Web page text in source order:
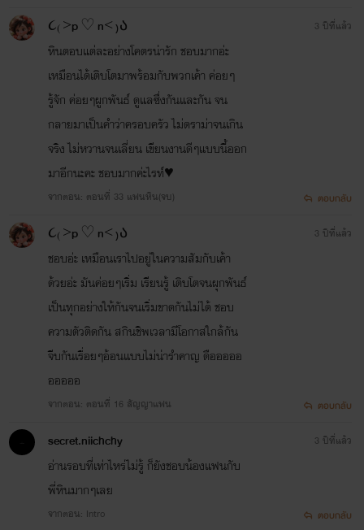
૮₍ ˃p ♡ n˂ ₎ა
หินตอบแต่ละอย่างโคตรน่ารัก ชอบมากอ่ะ
เหมือนได้เติบโตมาพร้อมกับพวกเค้า ค่อยๆ
รู้จัก ค่อยๆผูกพันธ์​ ดูแลซึ่งกันและกัน จน
กลายมาเป็นคำว่าครอบครัว ไม่ดราม่าจนเกิน
จริง ไม่หวานจนเลี่ยน เขียนงานดีๆแบบนี้ออก
มาอีกนะคะ ชอบมากค่ะไรท์♥️
จากตอน: ตอนที่ 33 แฟนหิน(จบ)
3 ปีที่แล้ว
ตอบกลับ
૮₍ ˃p ♡ n˂ ₎ა
ชอบอ่ะ เหมือนเราไปอยู่ในความสัมกับเค้า
ด้วยอ่ะ มันค่อยๆเริ่ม เรียนรู้ เติบโตจนผุกพันธ์​
เป็นทุกอย่างให้กันจนเริ่มขาดกันไม่ได้ ชอบ
ความตัวติดกัน สกินชิพเวลามีโอกาสใกล้กัน
จีบกันเรื่อยๆอ้อนแบบไม่น่ารำคาญ​ ดือออออ
อออออ
จากตอน: ตอนที่ 16 สัญญาแฟน
3 ปีที่แล้ว
ตอบกลับ
secret.niichchy
อ่านรอบที่เท่าไหร่ไม่รู้ ก็ยังชอบน้องแฟนกับ
พี่หินมากๆเลย
จากตอน: Intro
3 ปีที่แล้ว
ตอบกลับ